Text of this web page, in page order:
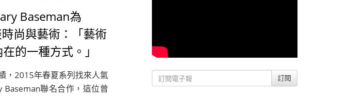
Baseman為
尚與藝術：「藝術
的一種方式。」
，2015年春夏系列找來人氣
Baseman聯名合作，這位曾
訂閱